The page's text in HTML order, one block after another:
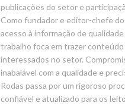
publicações do setor e
Como fundador e editor-chefe
acesso à informação de
trabalho foca em trazer
interessados no setor.
inabalável com a qualidade e
Rodas passa por um rigoroso
confiável e atualizado para os